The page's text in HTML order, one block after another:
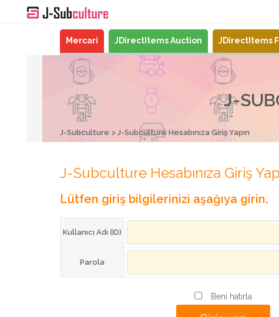
Mercari JDirectItems Auction JDirectItems
J-
J-Subculture J-Subculture Hesabınıza Giriş Yapın
J-Subculture Hesabınıza Giriş
Lütfen giriş bilgilerinizi aşağıya girin.
Kullanıcı Adı (ID)
Parola
Beni hatırla